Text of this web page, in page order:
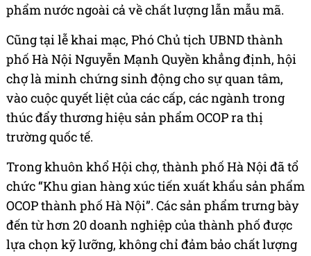
phẩm nước ngoài cả về chất lượng lẫn mẫu mã.
Cũng tại lễ khai mạc, Phó Chủ tịch UBND thành
phố Hà Nội Nguyễn Mạnh Quyền khẳng định, hội
chợ là minh chứng sinh động cho sự quan tâm,
vào cuộc quyết liệt của các cấp, các ngành trong
thúc đẩy thương hiệu sản phẩm OCOP ra thị
trường quốc tế.
Trong khuôn khổ Hội chợ, thành phố Hà Nội đã tổ
chức “Khu gian hàng xúc tiến xuất khẩu sản phẩm
OCOP thành phố Hà Nội”. Các sản phẩm trưng bày
đến từ hơn 20 doanh nghiệp của thành phố được
lựa chọn kỹ lưỡng, không chỉ đảm bảo chất lượng